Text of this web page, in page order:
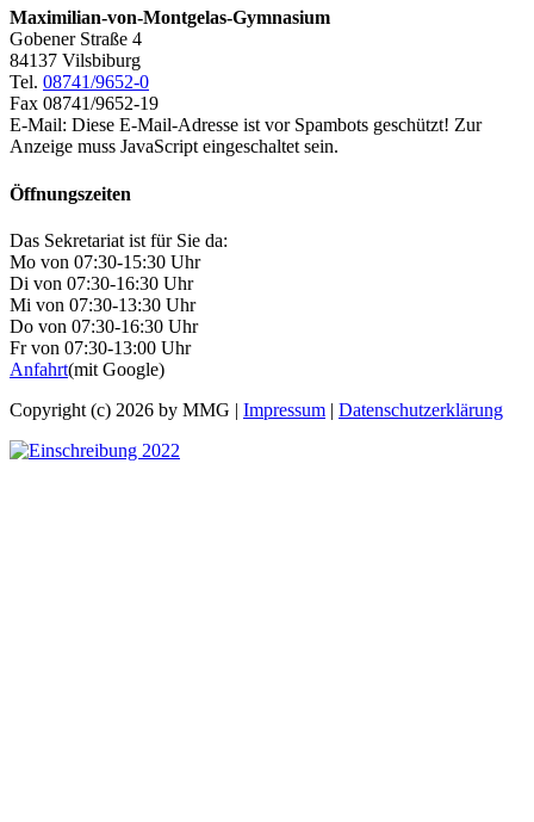
Maximilian-von-Montgelas-Gymnasium
Gobener Straße 4
84137 Vilsbiburg
Tel. 08741/9652-0
Fax 08741/9652-19
E-Mail: Diese E-Mail-Adresse ist vor Spambots geschützt! Zur
Anzeige muss JavaScript eingeschaltet sein.
Öffnungszeiten
Das Sekretariat ist für Sie da:
Mo von 07:30-15:30 Uhr
Di von 07:30-16:30 Uhr
Mi von 07:30-13:30 Uhr
Do von 07:30-16:30 Uhr
Fr von 07:30-13:00 Uhr
Anfahrt(mit Google)
Copyright (c) 2026 by MMG | Impressum | Datenschutzerklärung